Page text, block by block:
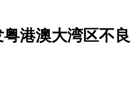
港澳大湾区不